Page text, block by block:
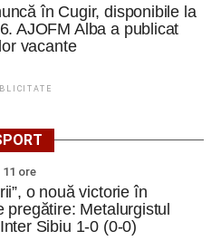
în Cugir, disponibile la
AJOFM Alba a publicat
vacante
11 ore
o nouă victorie în
pregătire: Metalurgistul
Sibiu 1-0 (0-0)